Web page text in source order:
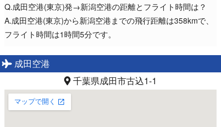
Q.成田空港(東京)発→新潟空港の距離とフライト時間は？
A.成田空港(東京)から新潟空港までの飛行距離は358kmで、
フライト時間は1時間5分です。
成田空港
千葉県成田市古込1-1